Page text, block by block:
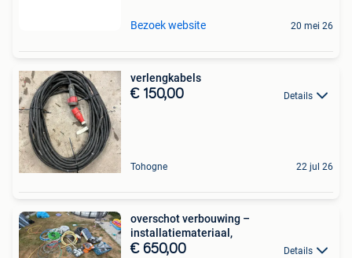
Bezoek website 20 mei 26
verlengkabels
€ 150,00 Details
Tohogne 22 jul 26
overschot verbouwing –
installatiemateriaal,
€ 650,00 Details